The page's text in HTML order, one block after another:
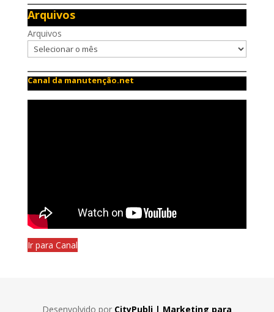
Arquivos
Arquivos
Canal da manutenção.net
Ir para Canal
Desenvolvido por CityPubli | Marketing para